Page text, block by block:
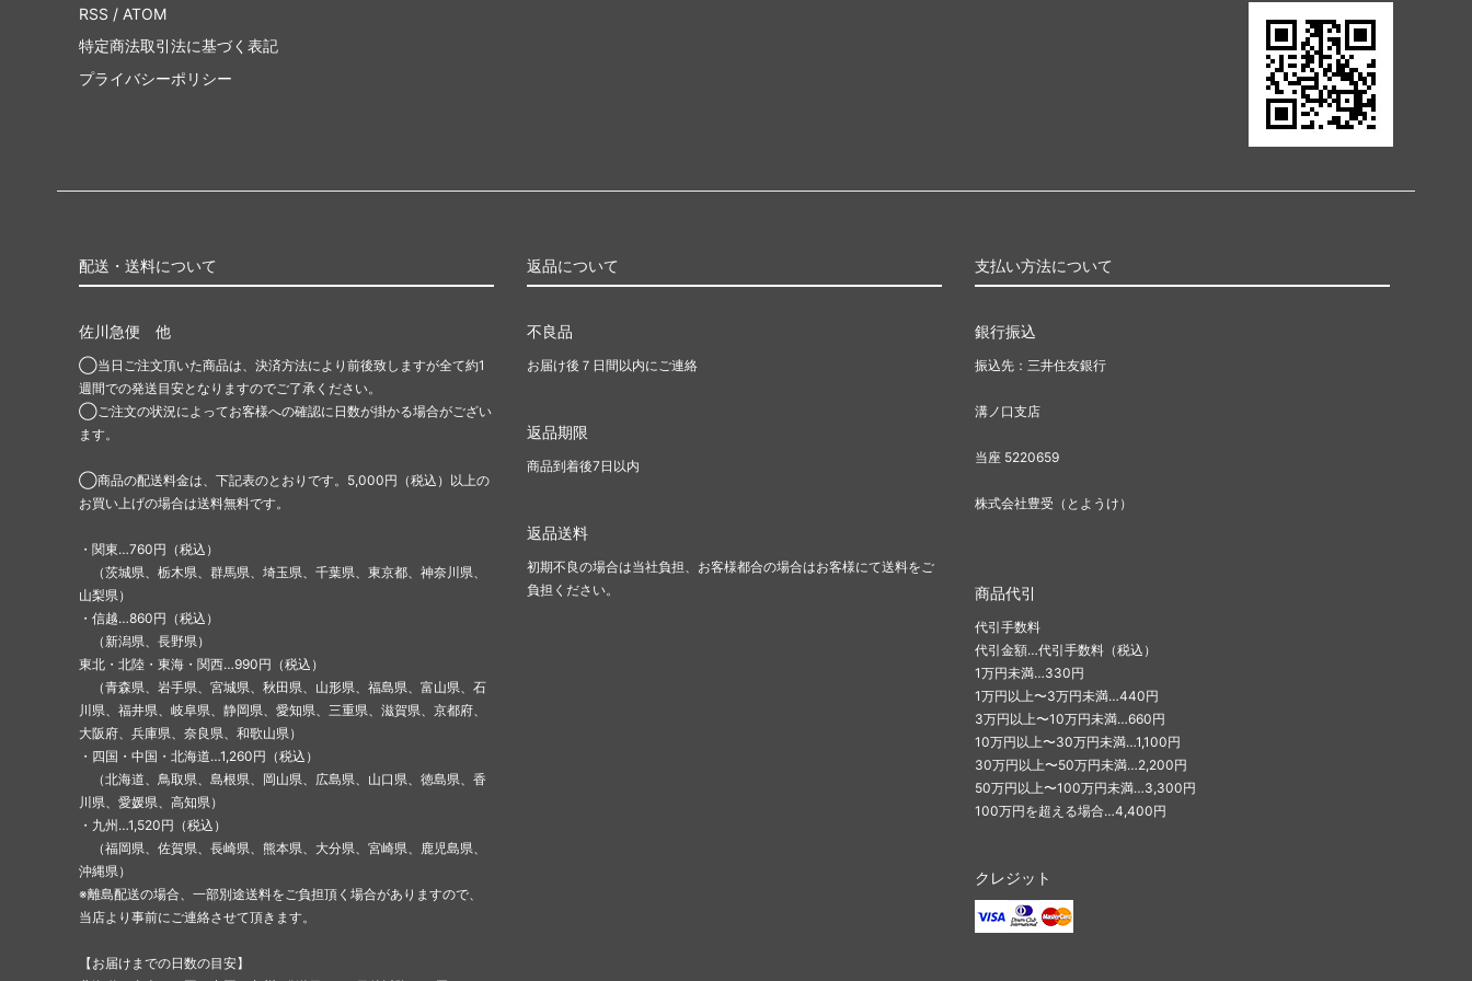
RSS / ATOM
特定商法取引法に基づく表記
プライバシーポリシー
配送・送料について
佐川急便 他
◯当日ご注文頂いた商品は、決済方法により前後致しますが全て約1
週間での発送目安となりますのでご了承ください。
◯ご注文の状況によってお客様への確認に日数が掛かる場合がござい
ます。
◯商品の配送料金は、下記表のとおりです。5,000円（税込）以上の
お買い上げの場合は送料無料です。
・関東…760円（税込）
（茨城県、栃木県、群馬県、埼玉県、千葉県、東京都、神奈川県、
山梨県）
・信越…860円（税込）
（新潟県、長野県）
東北・北陸・東海・関西…990円（税込）
（青森県、岩手県、宮城県、秋田県、山形県、福島県、富山県、石
川県、福井県、岐阜県、静岡県、愛知県、三重県、滋賀県、京都府、
大阪府、兵庫県、奈良県、和歌山県）
・四国・中国・北海道…1,260円（税込）
（北海道、鳥取県、島根県、岡山県、広島県、山口県、徳島県、香
川県、愛媛県、高知県）
・九州…1,520円（税込）
（福岡県、佐賀県、長崎県、熊本県、大分県、宮崎県、鹿児島県、
沖縄県）
※離島配送の場合、一部別途送料をご負担頂く場合がありますので、
当店より事前にご連絡させて頂きます。
【お届けまでの日数の目安】
返品について
不良品
お届け後７日間以内にご連絡
返品期限
商品到着後7日以内
返品送料
初期不良の場合は当社負担、お客様都合の場合はお客様にて送料をご
負担ください。
支払い方法について
銀行振込
振込先：三井住友銀行
溝ノ口支店
当座 5220659
株式会社豊受（とようけ）
商品代引
代引手数料
代引金額…代引手数料（税込）
1万円未満…330円
1万円以上〜3万円未満…440円
3万円以上〜10万円未満…660円
10万円以上〜30万円未満…1,100円
30万円以上〜50万円未満…2,200円
50万円以上〜100万円未満…3,300円
100万円を超える場合…4,400円
クレジット